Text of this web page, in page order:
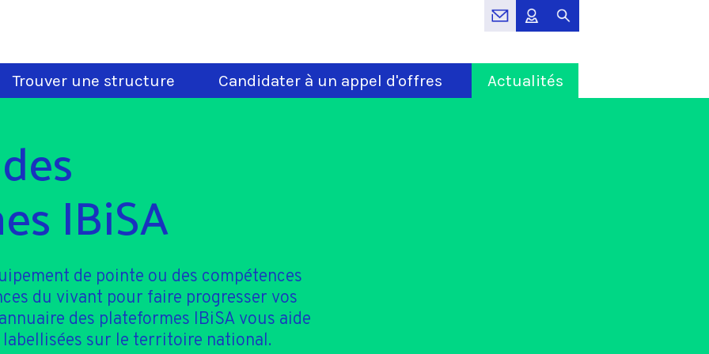
Trouver une structure Candidater à un appel d'offres Actualités
IBiSA
de pointe ou des compétences
du vivant pour faire progresser vos
des plateformes IBiSA vous aide
sur le territoire national.